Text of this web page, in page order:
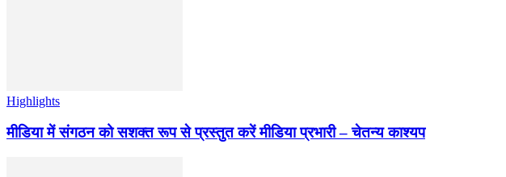
Highlights
मीडिया में संगठन को सशक्त रूप से प्रस्तुत करें मीडिया प्रभारी – चेतन्य काश्यप